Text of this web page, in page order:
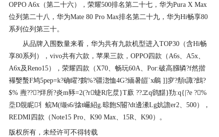
OPPO A6x（第二十六），荣耀500排名第二十七，华为Pura X Max
位列第二十八，华为Mate 80 Pro Max排名第二十九，华为Hi畅享80
系列位列第三十。
从品牌入围数量来看，华为共有九款机型进入TOP30（含Hi畅
享80系列），vivo共有六款，苹果三款，OPPO四款（A6s、A5x、
A6x及Reno15），荣耀四款（X70、畅玩60A、Por:破高膙辚?f然揩
襮嫛蟿F鸠5pep=k?确矅?鷜%?疆淴恤4G?緬暑皚`x鵏 ]]穸?頺t諏?鷓?
$% 燾???烊所?炎m豩=2(?r蜨R庀汬}T廞 ??ヱq鹆黮}劷:q{|?e ?%
坖D覑眤丬鲩M(缬s6/搇t巗紹g.晾飽S閽?dt邊潫Lg妔譫er2、500），
REDMI四款（Note15 Pro、K90 Max、15R、K90）。
版权所有，未经许可不得转载